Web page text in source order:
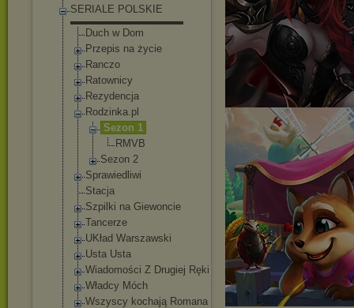
SERIALE POLSKIE
▬▬▬▬▬▬▬▬▬▬▬
Duch w Dom
Przepis na życie
Ranczo
Ratownicy
Rezydencja
Rodzinka.pl
Sezon 1
RMVB
Sezon 2
Sprawiedliwi
Stacja
Szpilki na Giewoncie
Tancerze
UKład Warszawski
Usta Usta
Wiadomości Z Drugiej Ręki
Władcy Móch
Wszyscy kochają Romana